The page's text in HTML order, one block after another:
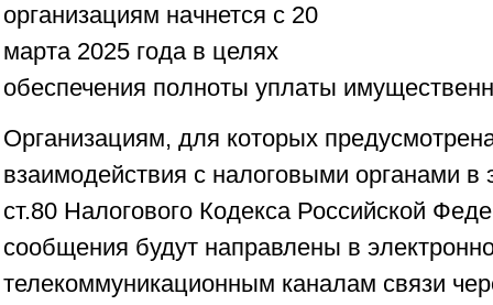
организациям начнется с 20
марта 2025 года в целях
обеспечения полноты уплаты
Организациям, для которых
взаимодействия с налоговыми органами
ст.80 Налогового Кодекса Российской
сообщения будут направлены в
телекоммуникационным каналам связи